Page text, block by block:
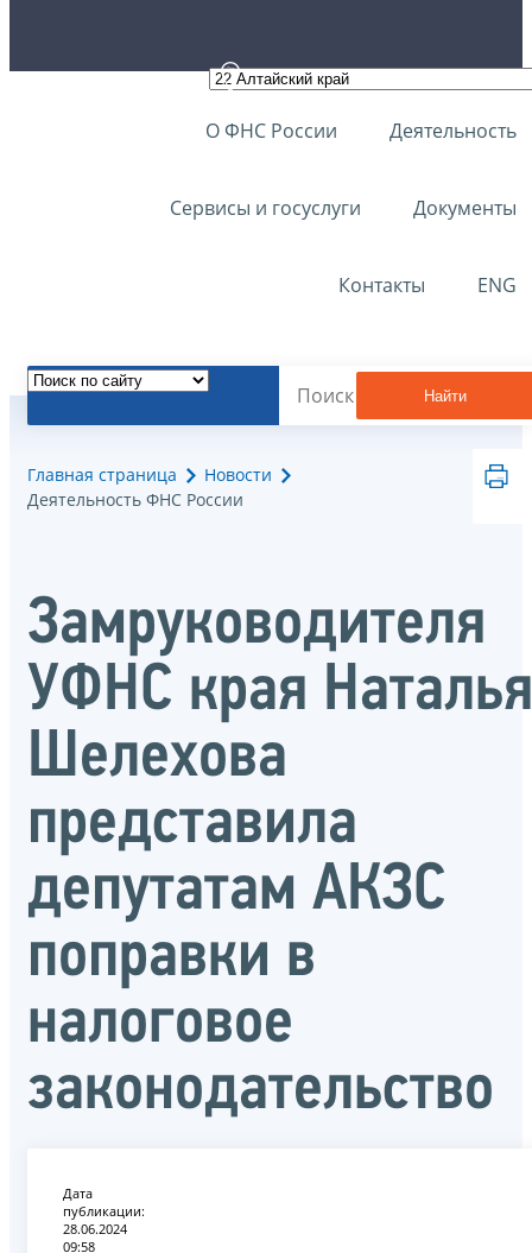
О ФНС России Деятельность
Сервисы и госуслуги Документы
Контакты ENG
Найти
Главная страница
Новости
Деятельность ФНС России
Замруководителя
УФНС края Наталья
Шелехова
представила
депутатам АКЗС
поправки в
налоговое
законодательство
Дата
публикации:
28.06.2024
09:58